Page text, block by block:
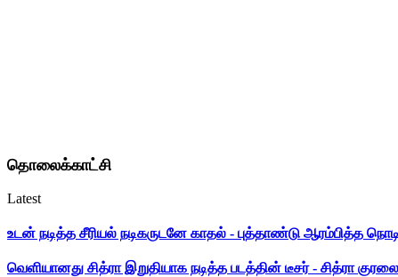
தொலைக்காட்சி
Latest
உடன் நடித்த சீரியல் நடிகருடனே காதல் - புத்தாண்டு ஆரம்பித்த
வெளியானது சித்ரா இறுதியாக நடித்த படத்தின் டீசர் - சித்ரா